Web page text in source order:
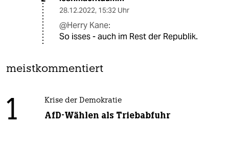
28.12.2022, 15:32 Uhr
@Herry Kane:
So isses - auch im Rest der Republik.
meistkommentiert
1 Krise der Demokratie
AfD-Wählen als Triebabfuhr